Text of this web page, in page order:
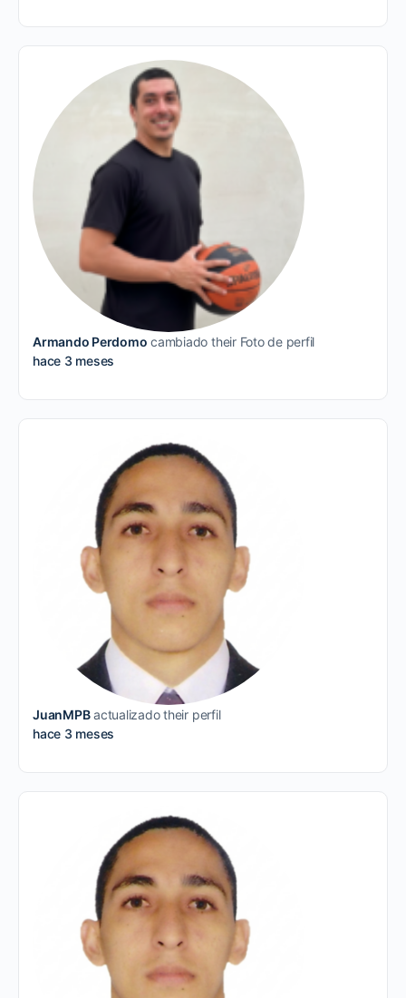
Armando Perdomo cambiado their Foto de perfil
hace 3 meses
JuanMPBactualizado their perfil
hace 3 meses